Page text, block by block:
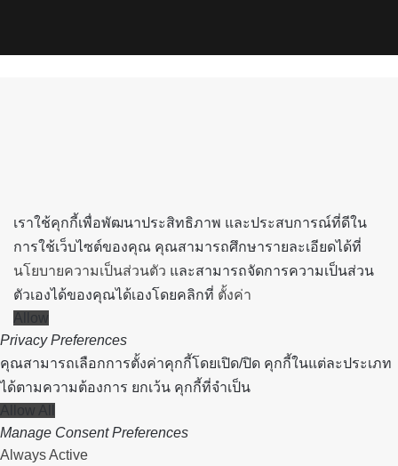
เราใช้คุกกี้เพื่อพัฒนาประสิทธิภาพ และประสบการณ์ที่ดีใน
การใช้เว็บไซต์ของคุณ คุณสามารถศึกษารายละเอียดได้ที่
นโยบายความเป็นส่วนตัว และสามารถจัดการความเป็นส่วน
ตัวเองได้ของคุณได้เองโดยคลิกที่ ตั้งค่า
Allow
Privacy Preferences
คุณสามารถเลือกการตั้งค่าคุกกี้โดยเปิด/ปิด คุกกี้ในแต่ละประเภท
ได้ตามความต้องการ ยกเว้น คุกกี้ที่จำเป็น
Allow All
Manage Consent Preferences
Always Active